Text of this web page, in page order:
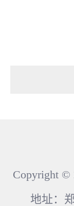
Copyright ©
地址：